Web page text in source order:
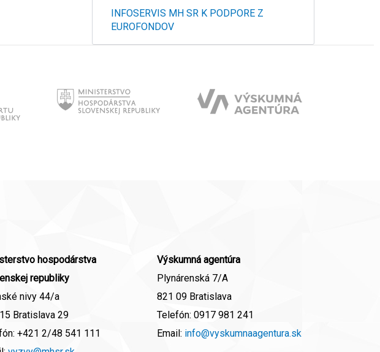
INFOSERVIS MH SR K PODPORE Z
EUROFONDOV
hospodárstva
republiky
nivy 44/a
Bratislava 29
+421 2/48 541 111
Výskumná agentúra
Plynárenská 7/A
821 09 Bratislava
Telefón: 0917 981 241
Email: info@vyskumnaagentura.sk